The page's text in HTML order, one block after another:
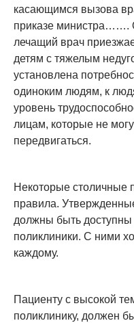
касающимся вызова
приказе министра…….
лечащий врач
детям с тяжелым
установлена
одиноким людям, к
уровень
лицам, которые не
передвигаться.
Некоторые столичные
правила.
должны быть доступны
поликлиники. С ними
каждому.
Пациенту с высокой
поликлинику, должен